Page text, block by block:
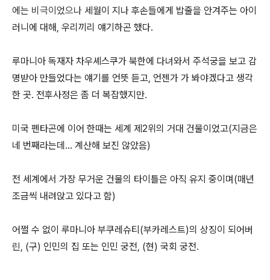
에는 비극이었으나 세월이 지나 후손들에게 밥줄을 안겨주는 아이
러니에 대해, 우리끼리 얘기하곤 했다.
루마니아 독재자 차우셰스쿠가 북한에 다녀와서 주석궁을 보고 감
명받아 만들었다는 얘기를 언뜻 듣고, 언젠가 가 봐야겠다고 생각
한 곳. 전후사정은 좀 더 복잡했지만.
미국 펜타곤에 이어 한때는 세계 제2위의 거대 건물이었고(지금은
네 번째라는데... 계산해 보진 않았음)
전 세계에서 가장 무거운 건물의 타이틀은 아직 유지 중이며(매년
조금씩 내려앉고 있다고 함)
어쩔 수 없이 루마니아 부쿠레슈티(부카레스트)의 상징이 되어버
린, (구) 인민의 집 또는 인민 궁전, (현) 국회 궁전.